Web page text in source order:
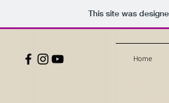
This site was
Home